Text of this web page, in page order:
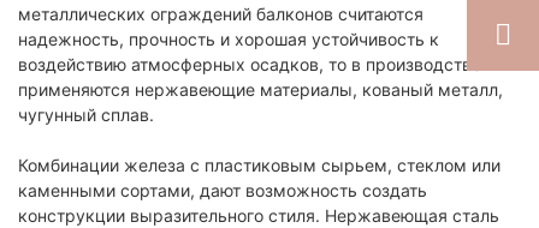
металлических ограждений балконов считаются
надежность, прочность и хорошая устойчивость к
воздействию атмосферных осадков, то в производстве
применяются нержавеющие материалы, кованый металл,
чугунный сплав.
Комбинации железа с пластиковым сырьем, стеклом или
каменными сортами, дают возможность создать
конструкции выразительного стиля. Нержавеющая сталь